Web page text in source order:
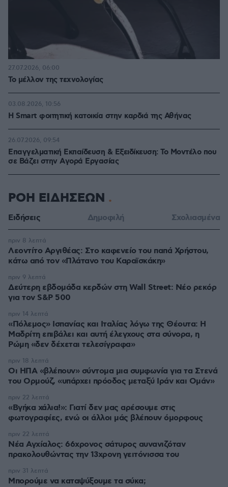
Το μέλλον της τεχνολογίας
27.07.2026, 06:00
Η Smart φοιτητική κατοικία στην καρδιά της Αθήνας
03.08.2026, 10:56
Επαγγελματική Εκπαίδευση & Εξειδίκευση: Το Mοντέλο που
σε Bάζει στην Aγορά Eργασίας
26.07.2026, 09:54
ΡΟΗ ΕΙΔΗΣΕΩΝ
Ειδήσεις Δημοφιλή Σχολιασμένα
Λεοντίτο Αργιθέας: Στο καφενείο του παπά Χρήστου,
κάτω από τον «Πλάτανο του Καραϊσκάκη»
πριν 8 λεπτά
Δεύτερη εβδομάδα κερδών στη Wall Street: Νέο ρεκόρ
για τον S&P 500
πριν 9 λεπτά
«Πόλεμος» Ισπανίας και Ιταλίας λόγω της Θέουτα: Η
Μαδρίτη επιβάλει και αυτή έλεγχους στα σύνορα, η
Ρώμη «δεν δέχεται τελεσίγραφα»
πριν 14 λεπτά
Οι ΗΠΑ «βλέπουν» σύντομα μια συμφωνία για τα Στενά
του Ορμούζ, «υπάρχει πρόοδος μεταξύ Ιράν και Ομάν»
πριν 18 λεπτά
«Βγήκα χάλια!»: Γιατί δεν μας αρέσουμε στις
φωτογραφίες, ενώ οι άλλοι μάς βλέπουν όμορφους
πριν 22 λεπτά
Νέα Αγχίαλος: 66χρονος σάτυρος αυνανιζόταν
πρακολουθώντας την 13χρονη γειτόνισσα του
πριν 22 λεπτά
Μπορούμε να καταψύξουμε τα σύκα;
πριν 31 λεπτά